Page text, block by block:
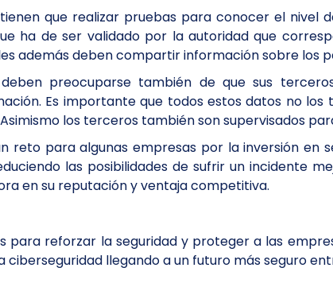
que realizar pruebas para conocer el nivel
ha de ser validado por la autoridad que
además deben compartir información sobre los
preocuparse también de que sus
Es importante que todos estos datos no
los terceros también son supervisados
reto para algunas empresas por la inversión en
las posibilidades de sufrir un incidente
en su reputación y ventaja competitiva.
para reforzar la seguridad y proteger a las
llegando a un futuro más seguro